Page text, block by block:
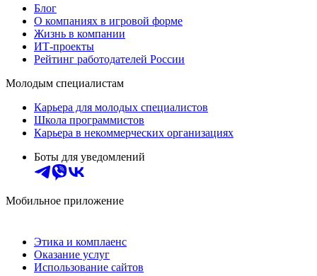
Блог
О компаниях в игровой форме
Жизнь в компании
ИТ-проекты
Рейтинг работодателей России
Молодым специалистам
Карьера для молодых специалистов
Школа программистов
Карьера в некоммерческих организациях
Боты для уведомлений
Мобильное приложение
Этика и комплаенс
Оказание услуг
Использование сайтов